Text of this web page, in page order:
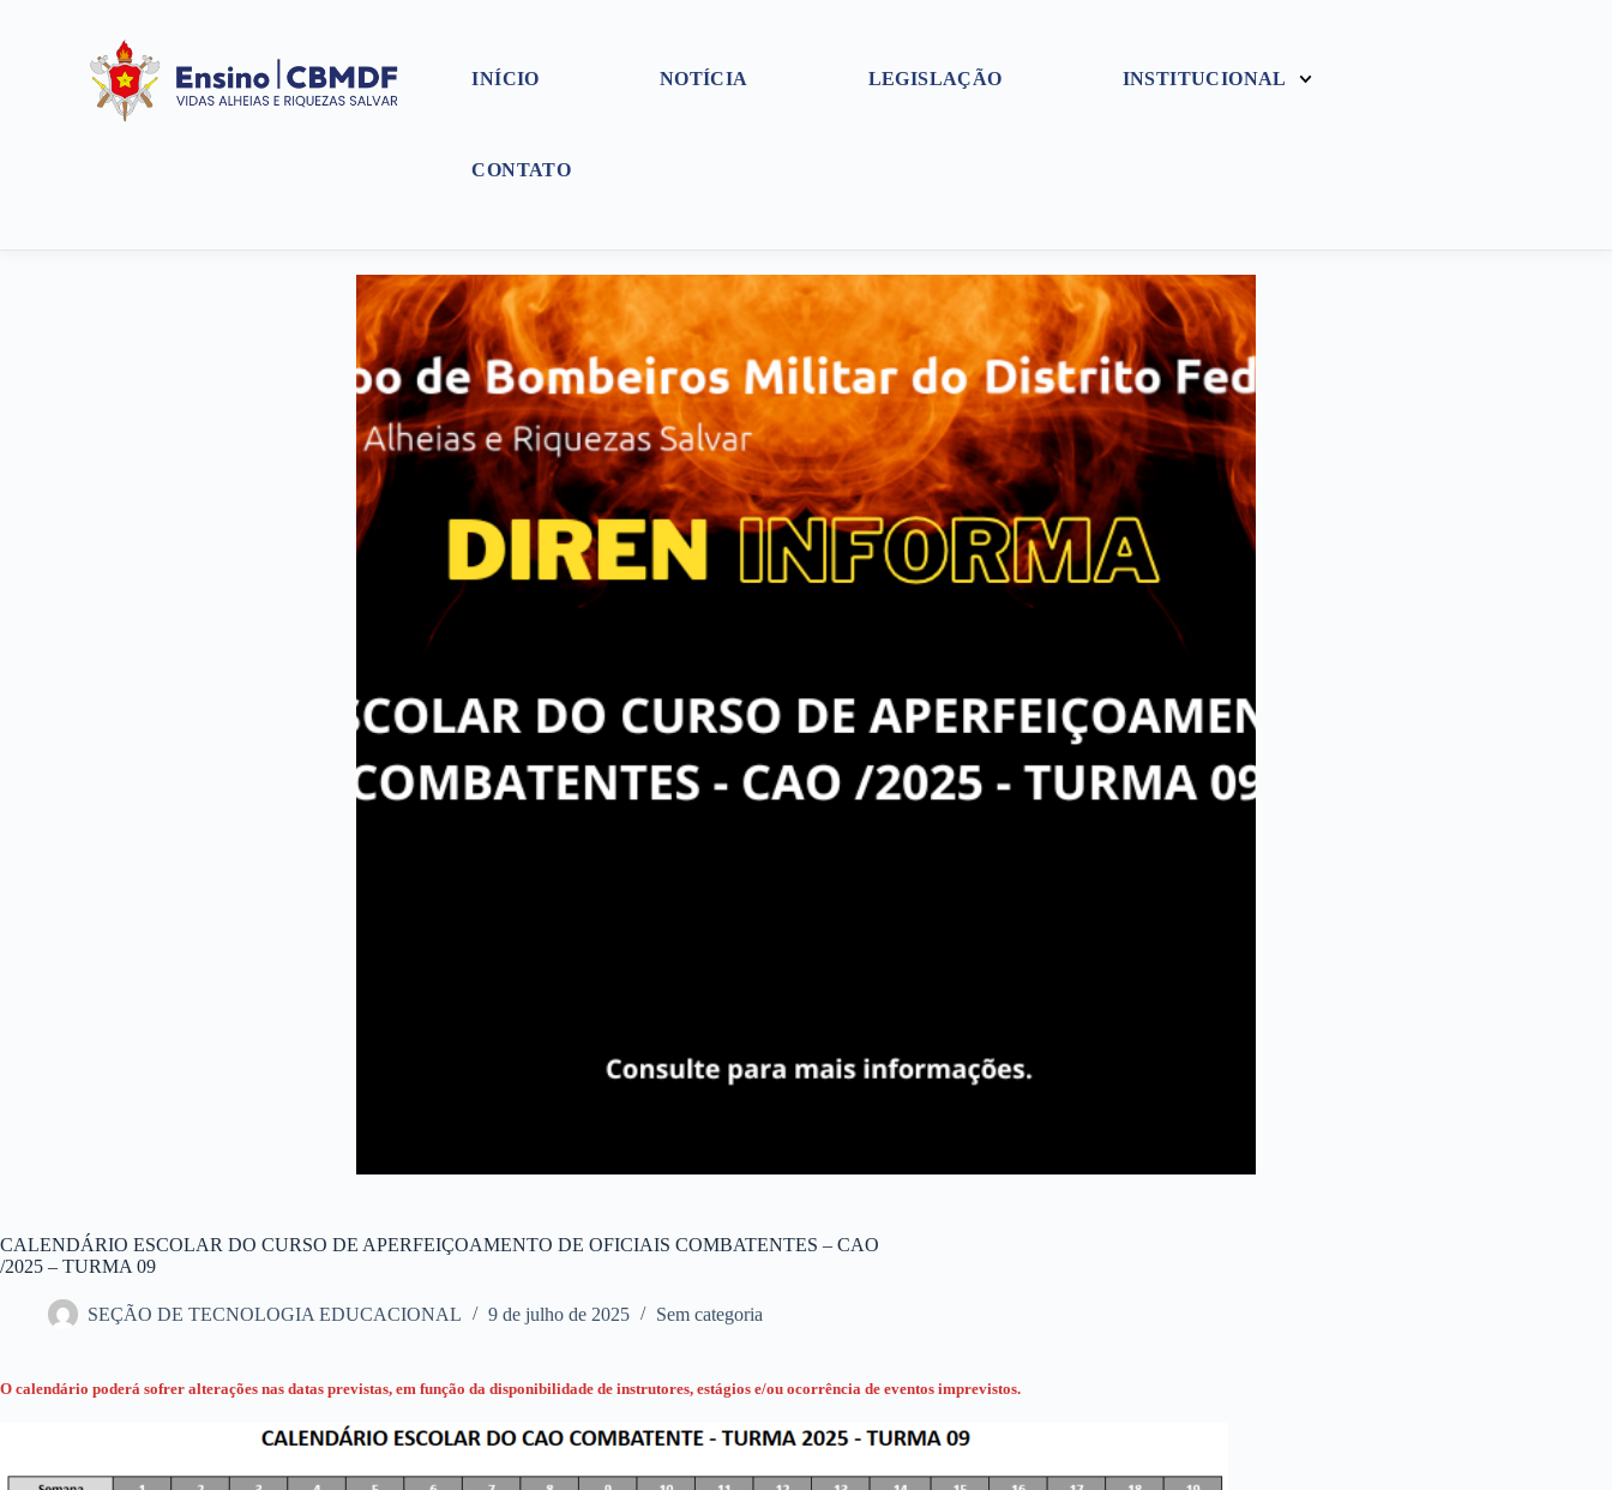
INÍCIO NOTÍCIA LEGISLAÇÃO INSTITUCIONAL
CONTATO
CALENDÁRIO ESCOLAR DO CURSO DE APERFEIÇOAMENTO DE OFICIAIS COMBATENTES – CAO
/2025 – TURMA 09
SEÇÃO DE TECNOLOGIA EDUCACIONAL 9 de julho de 2025 Sem categoria
O calendário poderá sofrer alterações nas datas previstas, em função da disponibilidade de instrutores, estágios e/ou ocorrência de eventos imprevistos.